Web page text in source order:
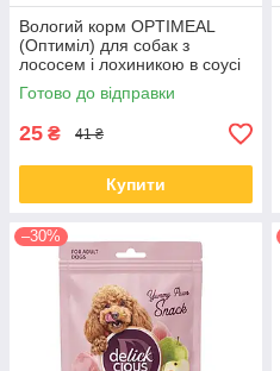
Вологий корм OPTIMEAL
(Оптиміл) для собак з
лососем і лохиникою в соусі
100 ГР від 12 шт.
Готово до відправки
25 ₴ 41 ₴
Купити
–30%